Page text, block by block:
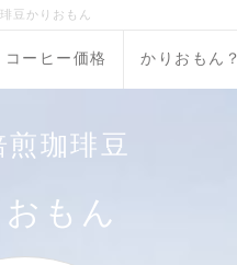
豆かりおもん
コーヒー価格 かりおもん？
煎珈琲豆
もん